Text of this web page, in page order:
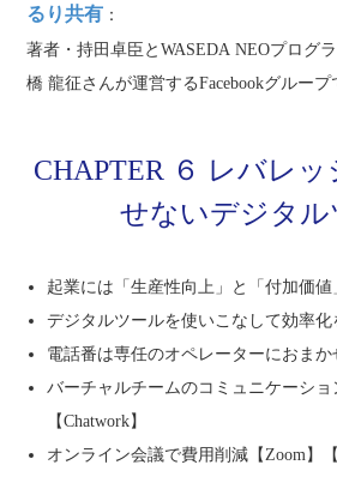
るり共有 ：
著者・持田卓臣とWASEDA NEOプログ
橋 龍征さんが運営するFacebookグループ
CHAPTER ６ レバレ
せないデジタル
起業には「生産性向上」と「付加価値
デジタルツールを使いこなして効率化
電話番は専任のオペレーターにおまか
バーチャルチームのコミュニケーショ
【Chatwork】
オンライン会議で費用削減【Zoom】【